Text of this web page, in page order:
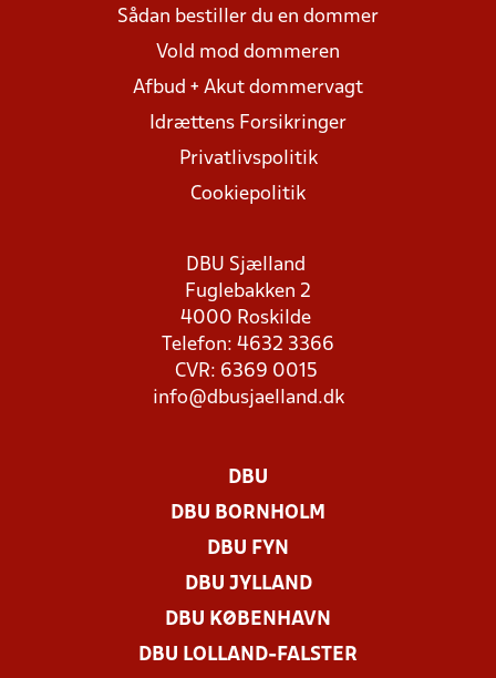
Sådan bestiller du en dommer
Vold mod dommeren
Afbud + Akut dommervagt
Idrættens Forsikringer
Privatlivspolitik
Cookiepolitik
DBU Sjælland
Fuglebakken 2
4000 Roskilde
Telefon: 4632 3366
CVR: 6369 0015
info@dbusjaelland.dk
DBU
DBU BORNHOLM
DBU FYN
DBU JYLLAND
DBU KØBENHAVN
DBU LOLLAND-FALSTER